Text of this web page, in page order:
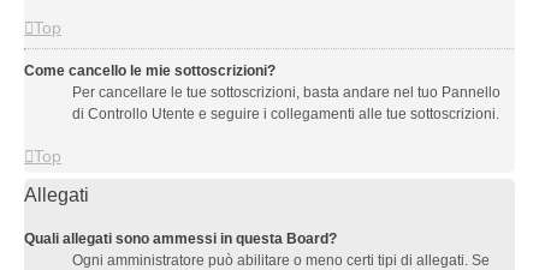
Top
Come cancello le mie sottoscrizioni?
Per cancellare le tue sottoscrizioni, basta andare nel tuo Pannello
di Controllo Utente e seguire i collegamenti alle tue sottoscrizioni.
Top
Allegati
Quali allegati sono ammessi in questa Board?
Ogni amministratore può abilitare o meno certi tipi di allegati. Se